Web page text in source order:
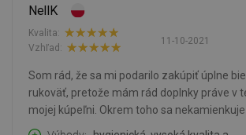
NellK
11-10-2021
Kvalita:
Vzhľad:
Som rád, že sa mi podarilo zakúpiť úplne
rukoväť, pretože mám rád doplnky práve v
mojej kúpeľni. Okrem toho sa